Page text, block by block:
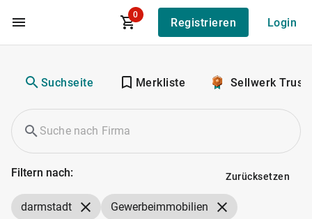
Zum Hauptinhalt
0
Registrieren Login
Suchseite Merkliste Sellwerk
Filtern nach: Zurücksetzen
darmstadt Gewerbeimmobilien